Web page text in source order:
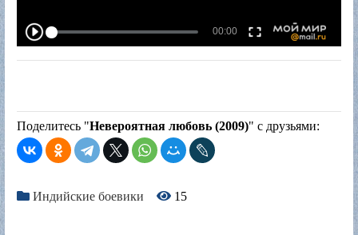
Поделитесь "Невероятная любовь (2009)" с друзьями:
Индийские боевики 15